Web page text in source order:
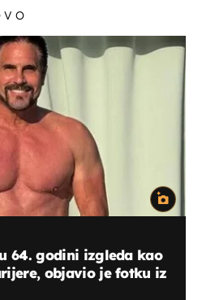
64. godini izgleda kao
objavio je fotku iz